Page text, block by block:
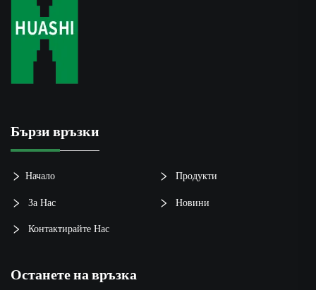
Бързи връзки
Начало Продукти
За Нас Новини
Контактирайте Нас
Останете на връзка